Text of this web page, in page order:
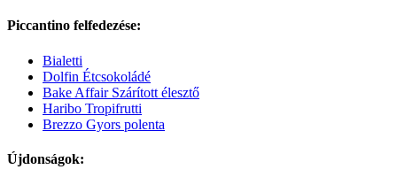
Piccantino felfedezése:
Bialetti
Dolfin Étcsokoládé
Bake Affair Szárított élesztő
Haribo Tropifrutti
Brezzo Gyors polenta
Újdonságok: